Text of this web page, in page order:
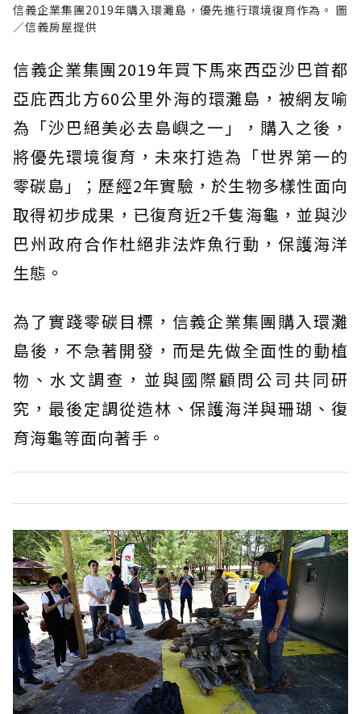
信義企業集團2019年購入環灘島，優先進行環境復育作為。 圖
／信義房屋提供
信義企業集團2019年買下馬來西亞沙巴首都
亞庇西北方60公里外海的環灘島，被網友喻
為「沙巴絕美必去島嶼之一」，購入之後，
將優先環境復育，未來打造為「世界第一的
零碳島」；歷經2年實驗，於生物多樣性面向
取得初步成果，已復育近2千隻海龜，並與沙
巴州政府合作杜絕非法炸魚行動，保護海洋
生態。
為了實踐零碳目標，信義企業集團購入環灘
島後，不急著開發，而是先做全面性的動植
物、水文調查，並與國際顧問公司共同研
究，最後定調從造林、保護海洋與珊瑚、復
育海龜等面向著手。